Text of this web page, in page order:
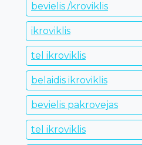
bevielis /kroviklis
ikroviklis
tel ikroviklis
belaidis ikroviklis
bevielis pakrovejas
tel ikroviklis